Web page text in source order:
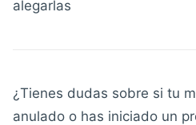
alegarlas
¿Tienes dudas sobre si tu
anulado o has iniciado un